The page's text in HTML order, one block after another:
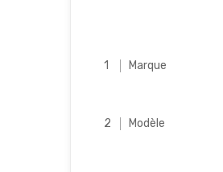
Marque
Modèle